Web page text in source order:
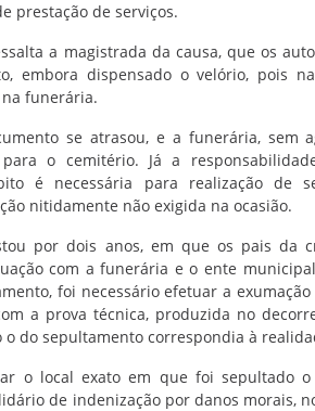
prestação de serviços.
a magistrada da causa, que os
embora dispensado o velório, pois
funerária.
se atrasou, e a funerária, sem
o cemitério. Já a
é necessária para realização de
nitidamente não exigida na ocasião.
por dois anos, em que os pais da
com a funerária e o ente
foi necessário efetuar a
a prova técnica, produzida no
do sepultamento correspondia à
o local exato em que foi sepultado
de indenização por danos morais,